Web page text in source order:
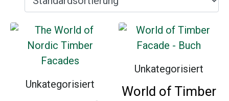
Unkategorisiert
Unkategorisiert
World of Timber